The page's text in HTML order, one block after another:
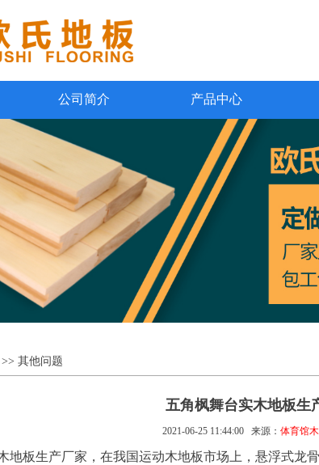
公司简介 产品中心
>> 其他问题
五角枫舞台实木地板生
2021-06-25 11:44:00 来源： 体育馆
地板生产厂家，在我国运动木地板市场上，悬浮式龙